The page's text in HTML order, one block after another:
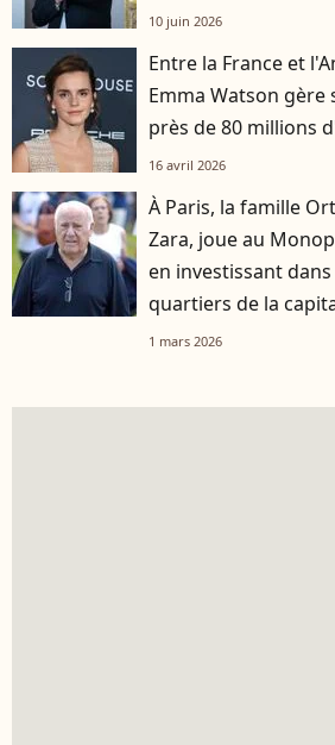
10 juin 2026
Entre la France et
Emma Watson
près de 80 millions
16 avril 2026
À Paris, la famille
Zara, joue au
en investissant
quartiers de la
1 mars 2026